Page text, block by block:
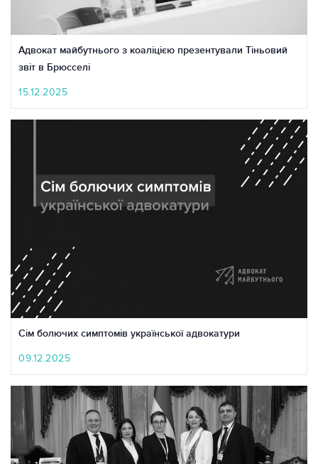
Адвокат майбутнього з коаліцією презентували Тіньовий
звіт в Брюсселі
15.12.2025
Сім болючих симптомів української адвокатури
09.12.2025